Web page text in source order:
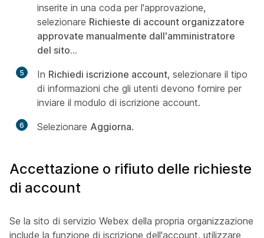
inserite in una coda per l'approvazione,
selezionare Richieste di account organizzatore
approvate manualmente dall'amministratore
del sito...
5 In Richiedi iscrizione account, selezionare il tipo
di informazioni che gli utenti devono fornire per
inviare il modulo di iscrizione account.
6 Selezionare Aggiorna.
Accettazione o rifiuto delle richieste
di account
Se la sito di servizio Webex della propria organizzazione
include la funzione di iscrizione dell'account, utilizzare